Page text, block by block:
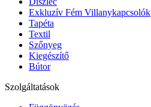
Exkluzív Fém Villanykapcsolók
Tapéta
Textil
Szőnyeg
Kiegészítő
Bútor
Szolgáltatások